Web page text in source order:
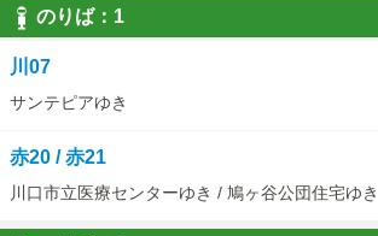
のりば： 1
1
川07
サンテピアゆき
赤20 / 赤21
川口市立医療センターゆき / 鳩ヶ谷公団住宅ゆき